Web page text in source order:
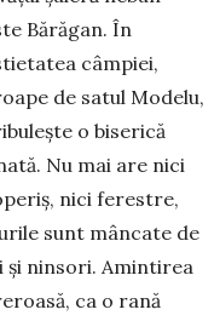
Bărăgan. În
câmpiei,
de satul Modelu,
o biserică
Nu mai are nici
nici ferestre,
sunt mâncate de
și ninsori. Amin­tirea
ca o rană